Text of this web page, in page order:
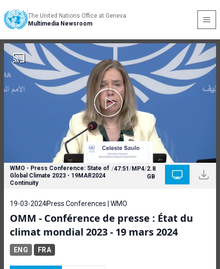
The United Nations Office at Geneva
Multimedia Newsroom
WMO - Press Conference: State of
Global Climate 2023 - 19MAR2024
Continuity
/47:51/MP4/2.8
GB
19-03-2024Press Conferences | WMO
OMM - Conférence de presse : État du
climat mondial 2023 - 19 mars 2024
ENG FRA